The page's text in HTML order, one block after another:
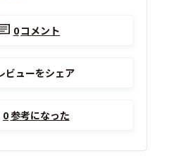
0コメント
ビューをシェア
0参考になった